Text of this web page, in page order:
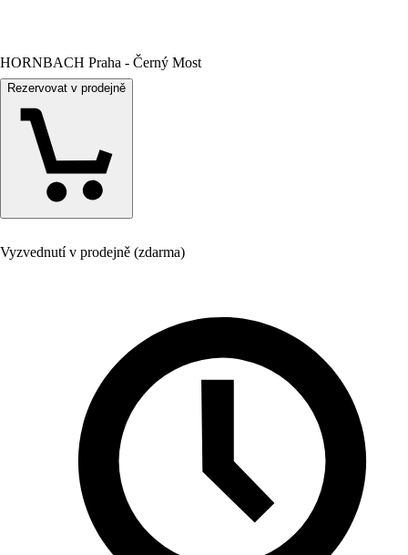
HORNBACH Praha - Černý Most
Rezervovat v prodejně
Vyzvednutí v prodejně (zdarma)